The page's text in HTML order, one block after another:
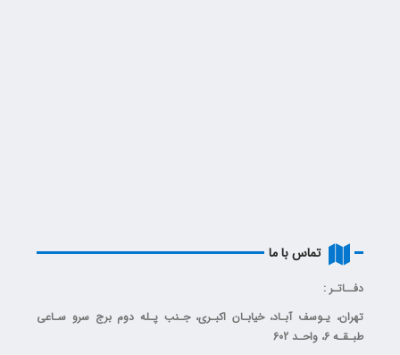
تماس با ما
دفــاتـر :
تهران، يـوسف آبـاد، خیابـان اکبـری، جـنب پـله دوم برج سرو سـاعی
طبـقـه 6، واحـد 602